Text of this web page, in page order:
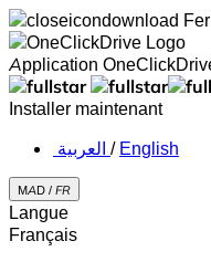
Application
Installer maintenant
‏العربية ‏ / English
MAD / FR
Langue
Français